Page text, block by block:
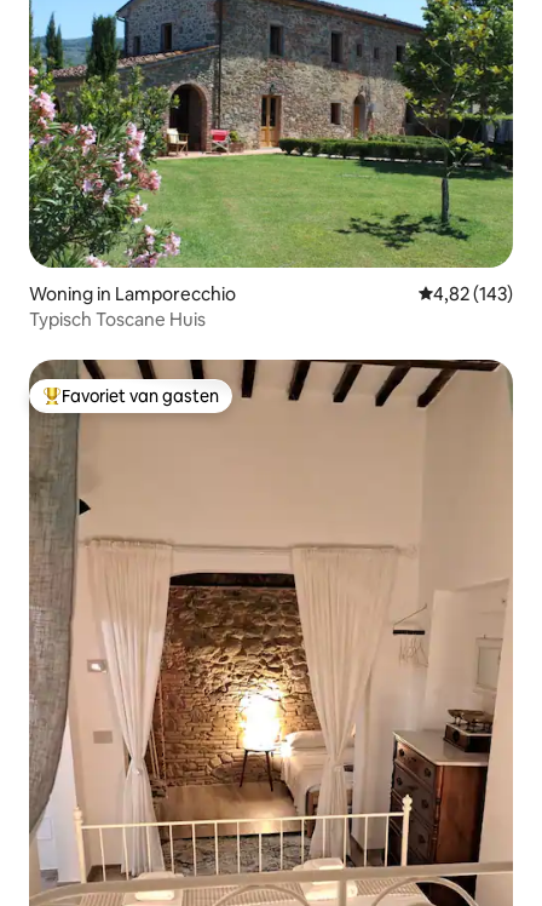
Woning in Lamporecchio Gemiddelde
4,82 (143)
Typisch Toscane Huis
Topfavoriet van gasten
Favoriet van gasten